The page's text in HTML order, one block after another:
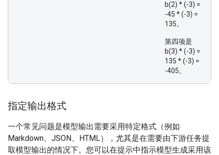
b(2) * (-3) =
-45 * (-3) =
135。
第四项是
b(3) * (-3) =
135 * (-3) =
-405。
指定输出格式
一个常见问题是模型输出需要采用特定格式（例如
Markdown、JSON、HTML），尤其是在需要由下游任务提
取模型输出的情况下。您可以在提示中指示模型生成采用该